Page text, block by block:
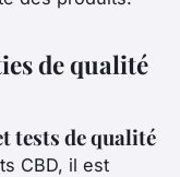
de qualité
tests de qualité
CBD, il est